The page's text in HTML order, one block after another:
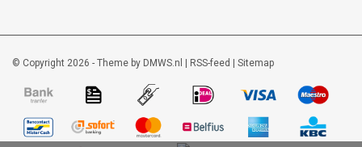
© Copyright 2026 - Theme by DMWS.nl RSS-feed Sitemap